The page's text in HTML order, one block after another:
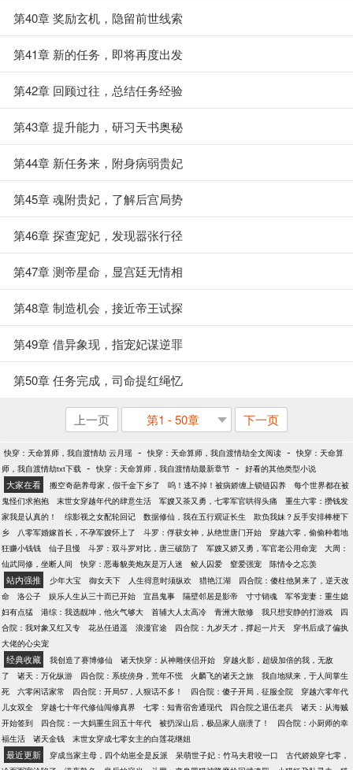
第40章 奖励玄机，隐留前世线索
第41章 新的任务，即将再度出发
第42章 回顾过往，总结任务经验
第43章 提升能力，研习天书奥秘
第44章 新任务来，附身病弱贵妃
第45章 魂附贵妃，了解后宫局势
第46章 探查宠妃，发现嚣张行径
第47章 测帝星命，显宫廷无情相
第48章 制造机会，接近帝王试探
第49章 借异象现，指宠妃谋逆罪
第50章 任务完成，司命提红绳忆
上一页 第1 - 50章 下一页
快穿：天命算师，我自渡情劫 云月瑶 - 快穿：天命算师，我自渡情劫全文阅读 - 快穿：天命算
师，我自渡情劫txt下载 - 快穿：天命算师，我自渡情劫最新章节 - 好看的其他类型小说
大家在看 搬空奇葩养母家，假千金下乡了 呜！逃不掉！被病娇缠上锁链囚养
每个世界都在被
鬼怪们求抱抱
末世女穿越年代的肆意生活 军嫂又茶又勇，七零军官哄得头痛
重生六零：攒钱发
家我是认真的！
综影视之女配轮回记 数据修仙，我在五行观证长生
欺负我妹？反手安排棒梗下
乡
八零军婚嫁首长，不孕军嫂怀上了 斗罗：俘获女神，从绝世唐门开始
穿越六零，偷偷种着地
狂赚小钱钱
仙子且慢 斗罗：双斗罗对比，唐三破防了 军嫂又娇又勇，军官老公用命宠
大周：
仙武同修，坐断人间
快穿：恶毒貌美炮灰是万人迷 鲛人囚爱 窒爱强宠 陈情令之忘羡
站内强推 少年大宝 御女天下 人生得意时须纵欢 猎艳江湖
四合院：傻柱他舅来了，逆天改
命
洛公子 娱乐人生从三十而已开始 宜昌鬼事 隔壁邻居是影帝 寸寸销魂
军爷宠妻：重生媳
妇有点猛
港综：我选靓坤，他火气够大 首辅大人太高冷 青洲大散修 我只想安静的打游戏
四
合院：我对象又红又专
花丛任逍遥 浪漫官途 四合院：九岁天才，撑起一片天
穿书后成了偏执
大佬的心尖宠
经典收藏 我创造了赛博修仙 诸天快穿：从神雕侠侣开始
穿越火影，超级加倍的我，无敌
了
诸天：万化纵游 四合院：系统傍身，荒年不慌 火麟飞的诸天之旅
我自地狱来，于人间掌生
死
六零闲话家常 四合院：开局57，人狠话不多！ 四合院：傻子开局，征服全院
穿越六零年代
儿女双全
穿越七十年代修仙闯修真界 七零：知青宿舍通现代 四合院之退伍老兵
诸天：从海贼
开始签到
四合院：一大妈重生回五十年代 被扔深山后，极品家人崩溃了！
四合院：小厨师的幸
福生活
诸天金钱 末世女穿成七零女主的白莲花继姐
最近更新 穿成当家主母，四个幼崽全是反派 呆萌世子妃：竹马夫君咬一口
古代娇娘穿七零，